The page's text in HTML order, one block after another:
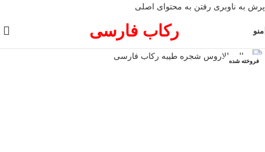
پرش به ناوبری رفتن به محتوای اصلی
منو رکاب فارسی
فروخته شده